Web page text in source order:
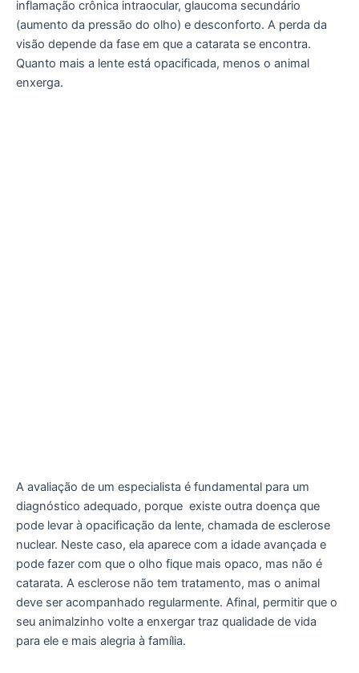
inflamação crônica intraocular, glaucoma secundário
(aumento da pressão do olho) e desconforto. A perda da
visão depende da fase em que a catarata se encontra.
Quanto mais a lente está opacificada, menos o animal
enxerga.
A avaliação de um especialista é fundamental para um
diagnóstico adequado, porque existe outra doença que
pode levar à opacificação da lente, chamada de esclerose
nuclear. Neste caso, ela aparece com a idade avançada e
pode fazer com que o olho fique mais opaco, mas não é
catarata. A esclerose não tem tratamento, mas o animal
deve ser acompanhado regularmente. Afinal, permitir que o
seu animalzinho volte a enxergar traz qualidade de vida
para ele e mais alegria à família.